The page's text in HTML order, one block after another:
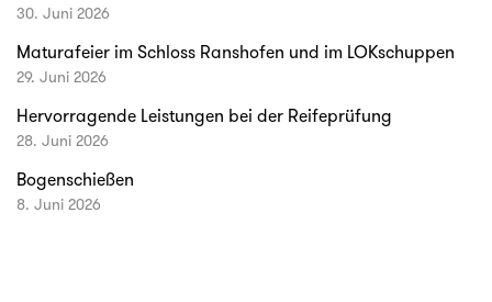
30. Juni 2026
Maturafeier im Schloss Ranshofen und im LOKschuppen
29. Juni 2026
Hervorragende Leistungen bei der Reifeprüfung
28. Juni 2026
Bogenschießen
8. Juni 2026